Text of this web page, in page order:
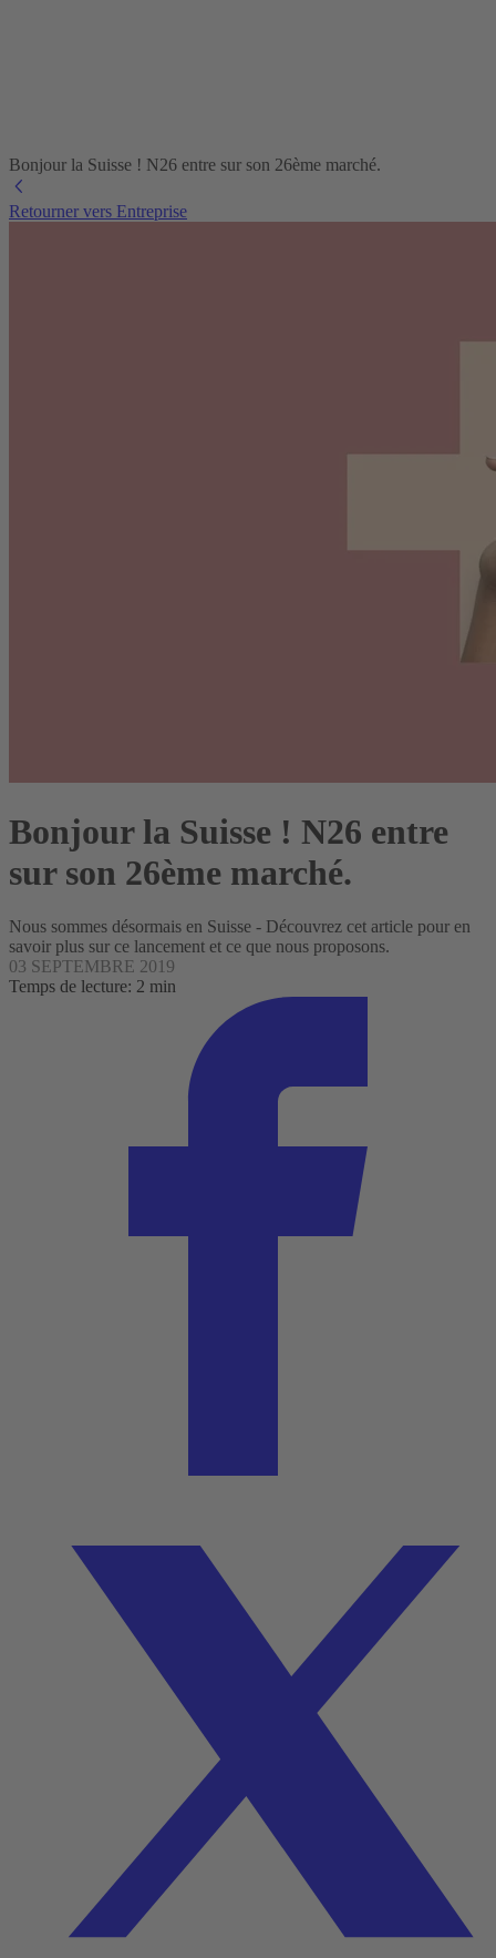
Bonjour la Suisse ! N26 entre sur son 26ème marché.
Retourner vers Entreprise
Bonjour la Suisse ! N26 entre
sur son 26ème marché.
Nous sommes désormais en Suisse - Découvrez cet article pour en
savoir plus sur ce lancement et ce que nous proposons.
03 SEPTEMBRE 2019
Temps de lecture: 2 min